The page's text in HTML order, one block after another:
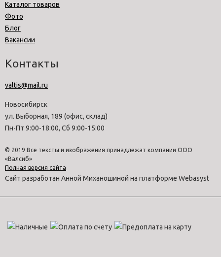
Каталог товаров
Фото
Блог
Вакансии
Контакты
valtis@mail.ru
Новосибирск
ул. Выборная, 189 (офис, склад)
Пн-Пт 9:00-18:00, Сб 9:00-15:00
© 2019 Все тексты и изображения принадлежат компании ООО
«Валсиб»
Полная версия сайта
Сайт разработан Анной Миханошиной на платформе Webasyst